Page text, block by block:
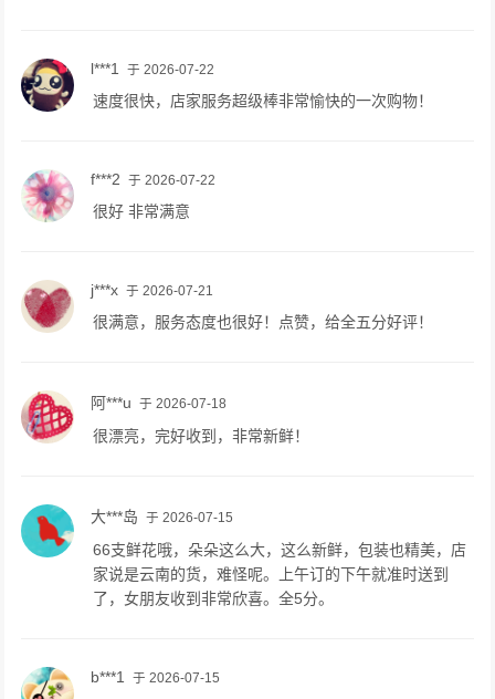
l***1 于 2026-07-22
速度很快，店家服务超级棒非常愉快的一次购物！
f***2 于 2026-07-22
很好 非常满意
j***x 于 2026-07-21
很满意，服务态度也很好！点赞，给全五分好评！
阿***u 于 2026-07-18
很漂亮，完好收到，非常新鲜！
大***岛 于 2026-07-15
66支鲜花哦，朵朵这么大，这么新鲜，包装也精美，店
家说是云南的货，难怪呢。上午订的下午就准时送到
了，女朋友收到非常欣喜。全5分。
b***1 于 2026-07-15